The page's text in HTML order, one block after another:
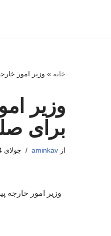
خانه » وزیر امور
وزیر
برای
ازaminkav جولای 4, 2026
وزیر امور خارجه